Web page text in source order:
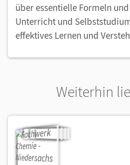
über essentielle Formeln
Unterricht und
effektives Lernen und
Weiterhin